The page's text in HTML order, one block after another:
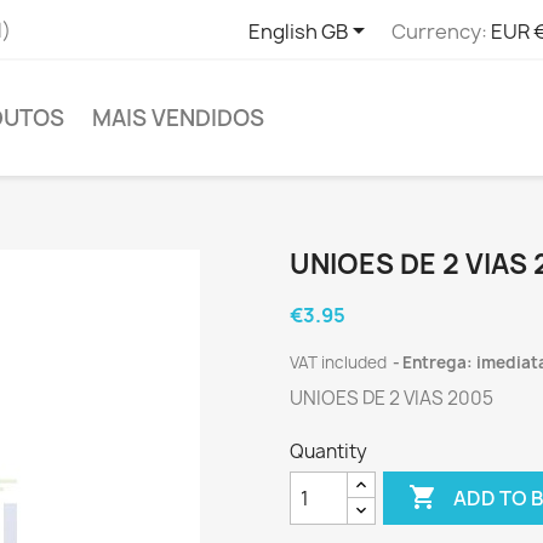
English GB Currency: EUR
MAIS VENDIDOS
UNIOES DE 2 VIAS
€3.95
VAT included Entrega:
UNIOES DE 2 VIAS 2005
Quantity
 ADD TO